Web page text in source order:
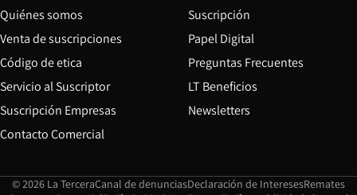
Quiénes somos
Venta de suscripciones
Código de etica Opens in new window
Servicio al Suscriptor
Suscripción Empresas
Contacto Comercial
Suscripción
Papel Digital
Preguntas Frecuentes
LT Beneficios
Newsletters
© 2026 La TerceraCanal de denunciasOpens in new window
Declaración de InteresesOpens in
Remates